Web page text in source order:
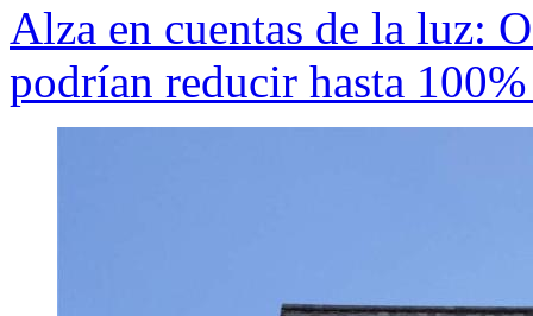
Alza en cuentas de la luz:
podrían reducir hasta